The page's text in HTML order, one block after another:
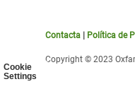
Cookie
Settings
Contacta Política de
Copyright © 2023